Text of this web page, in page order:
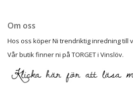
Om oss
Hos oss köper Ni trendriktig inredning till
Vår butik finner ni på TORGET i Vinslöv.